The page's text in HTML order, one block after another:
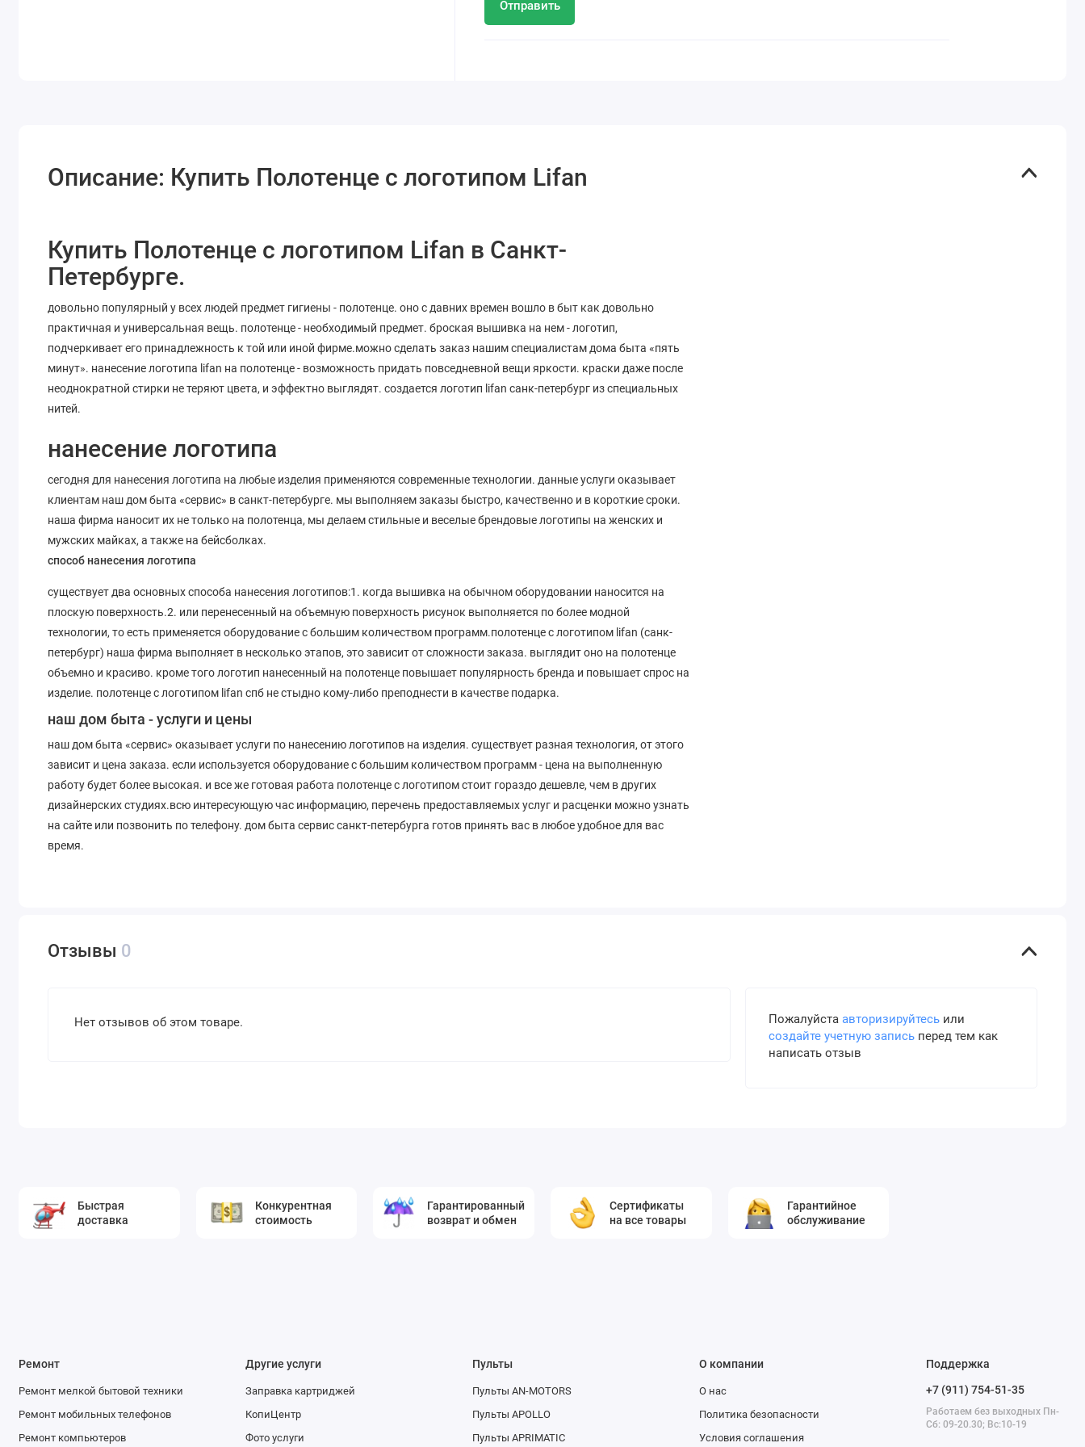
Отправить
Описание: Купить Полотенце с логотипом Lifan
Купить Полотенце с логотипом Lifan в Санкт-
Петербурге.
довольно популярный у всех людей предмет гигиены - полотенце. оно с давних времен вошло в быт как довольно
практичная и универсальная вещь. полотенце - необходимый предмет. броская вышивка на нем - логотип,
подчеркивает его принадлежность к той или иной фирме.можно сделать заказ нашим специалистам дома быта «пять
минут». нанесение логотипа lifan на полотенце - возможность придать повседневной вещи яркости. краски даже после
неоднократной стирки не теряют цвета, и эффектно выглядят. создается логотип lifan санк-петербург из специальных
нитей.
нанесение логотипа
сегодня для нанесения логотипа на любые изделия применяются современные технологии. данные услуги оказывает
клиентам наш дом быта «сервис» в санкт-петербурге. мы выполняем заказы быстро, качественно и в короткие сроки.
наша фирма наносит их не только на полотенца, мы делаем стильные и веселые брендовые логотипы на женских и
мужских майках, а также на бейсболках.
способ нанесения логотипа
существует два основных способа нанесения логотипов:1. когда вышивка на обычном оборудовании наносится на
плоскую поверхность.2. или перенесенный на объемную поверхность рисунок выполняется по более модной
технологии, то есть применяется оборудование с большим количеством программ.полотенце с логотипом lifan (санк-
петербург) наша фирма выполняет в несколько этапов, это зависит от сложности заказа. выглядит оно на полотенце
объемно и красиво. кроме того логотип нанесенный на полотенце повышает популярность бренда и повышает спрос на
изделие. полотенце с логотипом lifan спб не стыдно кому-либо преподнести в качестве подарка.
наш дом быта - услуги и цены
наш дом быта «сервис» оказывает услуги по нанесению логотипов на изделия. существует разная технология, от этого
зависит и цена заказа. если используется оборудование с большим количеством программ - цена на выполненную
работу будет более высокая. и все же готовая работа полотенце с логотипом стоит гораздо дешевле, чем в других
дизайнерских студиях.всю интересующую час информацию, перечень предоставляемых услуг и расценки можно узнать
на сайте или позвонить по телефону. дом быта сервис санкт-петербурга готов принять вас в любое удобное для вас
время.
Отзывы 0
Нет отзывов об этом товаре. Пожалуйста авторизируйтесьили
создайте учетную записьперед тем как
написать отзыв
Быстрая
доставка
Конкурентная
стоимость
Гарантированный
возврат и обмен
Сертификаты
на все товары
Гарантийное
обслуживание
Ремонт
Ремонт мелкой бытовой техники
Ремонт мобильных телефонов
Ремонт компьютеров
Другие услуги
Заправка картриджей
КопиЦентр
Фото услуги
Пульты
Пульты AN-MOTORS
Пульты APOLLO
Пульты APRIMATIC
О компании
О нас
Политика безопасности
Условия соглашения
Поддержка
+7 (911) 754-51-35
Работаем без выходных Пн-
Сб: 09-20.30; Вс:10-19